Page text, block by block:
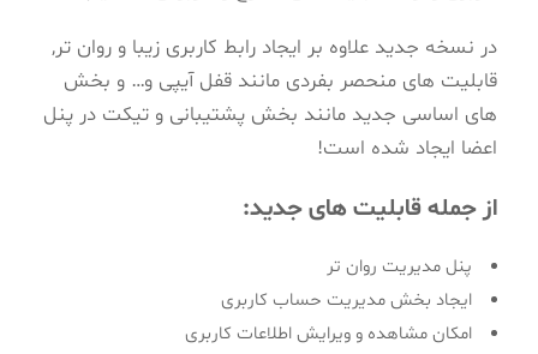
در نسخه جدید علاوه بر ایجاد رابط کاربری زیبا و روان تر,
قابلیت های منحصر بفردی مانند قفل آیپی و… و بخش
های اساسی جدید مانند بخش پشتیبانی و تیکت در پنل
اعضا ایجاد شده است!
از جمله قابلیت های جدید:
پنل مدیریت روان تر
ایجاد بخش مدیریت حساب کاربری
امکان مشاهده و ویرایش اطلاعات کاربری